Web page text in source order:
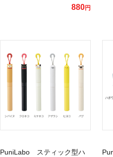
880円
PuniLabo スティック型ハ